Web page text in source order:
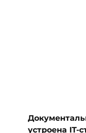
устроена IT-